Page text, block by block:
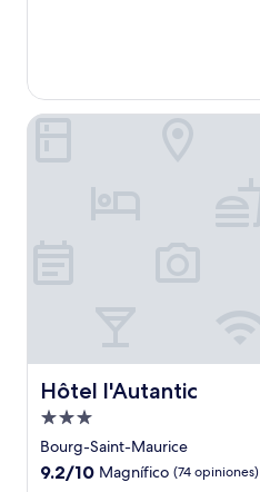
Hôtel l'Autantic
Hôtel l'Autantic
Propiedad
de
3.0
Bourg-Saint-Maurice
9.2
9.2/10 Magnífico (74 opiniones)
Hôtel l'Autantic